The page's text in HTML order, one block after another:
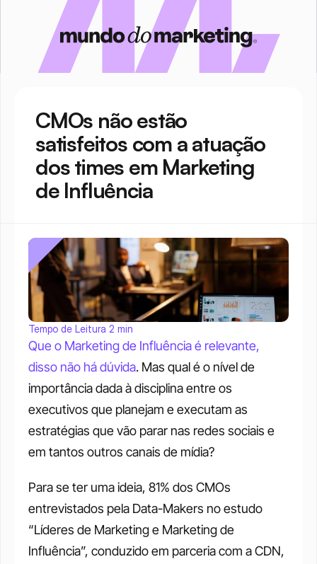
CMOs não estão
satisfeitos com a atuação
dos times em Marketing
de Influência
Que o Marketing de Influência é relevante,
disso não há dúvida. Mas qual é o nível de
importância dada à disciplina entre os
executivos que planejam e executam as
estratégias que vão parar nas redes sociais e
em tantos outros canais de mídia?
Para se ter uma ideia, 81% dos CMOs
entrevistados pela Data-Makers no estudo
“Líderes de Marketing e Marketing de
Influência”, conduzido em parceria com a CDN,
Tempo de Leitura 2 min